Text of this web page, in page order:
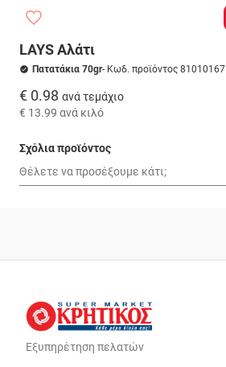
LAYS Αλάτι
Πατατάκια 70gr- Κωδ. προϊόντος 81010167
€ 0.98 ανά τεμάχιο
€ 13.99 ανά κιλό
Σχόλια προϊόντος
Εξυπηρέτηση πελατών